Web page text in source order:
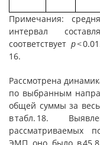
Примечания:
интервал
соответствует p<
16.
Рассмотрена
по выбранным
общей суммы за
в табл. 18.
рассматриваемых
ЭМП оно было в 45.8